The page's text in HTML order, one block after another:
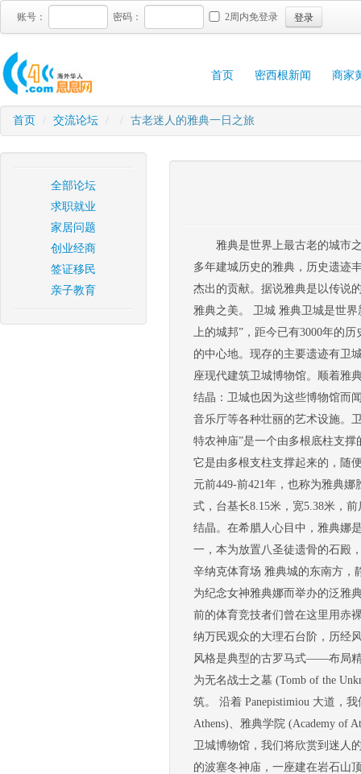
账号： 密码： 2周内免登录 登录
首页 密西根新闻 商家
首页 / 交流论坛 / / 古老迷人的雅典一日之旅
全部论坛
求职就业
家居问题
创业经商
签证移民
亲子教育
雅典是世界上最古老的城市
多年建城历史的雅典，历史遗迹
杰出的贡献。据说雅典是以传说
雅典之美。 卫城 雅典卫城是世
上的城邦”，距今已有3000年的
的中心地。现存的主要遗迹有卫
座现代建筑卫城博物馆。顺着雅
结晶：卫城也因为这些博物馆而
音乐厅等各种壮丽的艺术设施。
特农神庙”是一个由多根底柱支
它是由多根支柱支撑起来的，随
元前449-前421年，也称为雅典
式，台基长8.15米，宽5.38米，
结晶。在希腊人心目中，雅典娜
一，本为放置八圣徒遗骨的石殿
辛纳克体育场 雅典城的东南方
为纪念女神雅典娜而举办的泛雅
前的体育竞技者们曾在这里用赤
纳万民观众的大理石台阶，历经
风格是典型的古罗马式——布局精
为无名战士之墓 (Tomb of the
筑。 沿着 Panepistimiou 大道，
Athens)、雅典学院 (Academy of
卫城博物馆，我们将欣赏到迷人
的波塞冬神庙，一座建在岩石山